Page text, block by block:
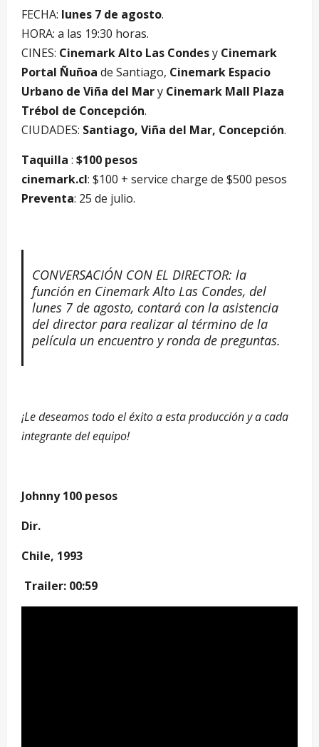
FECHA: lunes 7 de agosto.
HORA: a las 19:30 horas.
CINES: Cinemark Alto Las Condesy Cinemark
Portal Ñuñoa de Santiago, Cinemark Espacio
Urbano de Viña del Mary Cinemark Mall Plaza
Trébol de Concepción.
CIUDADES: Santiago, Viña del Mar, Concepción.
Taquilla : $100 pesos
cinemark.cl: $100 + service charge de $500 pesos
Preventa: 25 de julio.
CONVERSACIÓN CON EL DIRECTOR: la
función en Cinemark Alto Las Condes, del
lunes 7 de agosto, contará con la asistencia
del director para realizar al término de la
película un encuentro y ronda de preguntas.
¡Le deseamos todo el éxito a esta producción y a cada
integrante del equipo!
Johnny 100 pesos
Dir.
Chile, 1993
Trailer: 00:59